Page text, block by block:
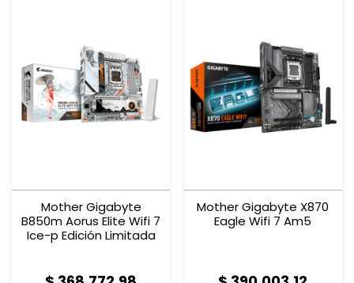
Mother Gigabyte
B850m Aorus Elite Wifi 7
Ice-p Edición Limitada
Mother Gigabyte X870
Eagle Wifi 7 Am5